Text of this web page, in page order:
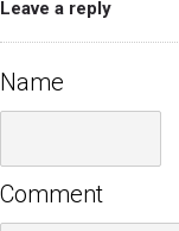
Leave a reply
Name
Comment